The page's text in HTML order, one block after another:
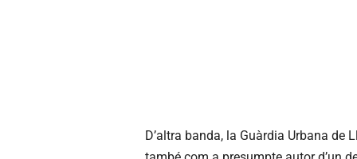
D’altra banda, la Guàrdia Urbana de